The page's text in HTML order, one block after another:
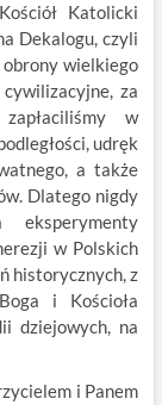
Katolicki
Dekalogu, czyli
obrony wielkiego
za
w
udręk
a także
Dlatego nigdy
w Polskich
historycznych, z
i Kościoła
dziejowych, na
i Panem